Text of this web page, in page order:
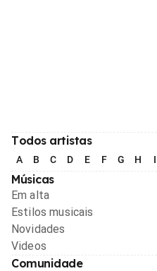
Todos artistas
A B C D E F G H I
Músicas
Em alta
Estilos musicais
Novidades
Videos
Comunidade